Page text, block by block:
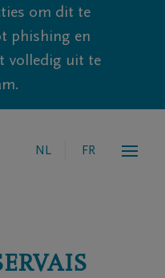
om dit te
phishing en
volledig uit te
NL FR